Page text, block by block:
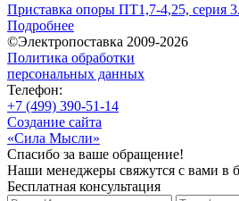
Приставка опоры ПТ1,7-4,25, серия
Подробнее
©Электропоставка 2009-2026
Политика обработки
персональных данных
Телефон:
+7 (499) 390-51-14
Создание сайта
«Сила Мысли»
Спасибо за ваше обращение!
Наши менеджеры свяжутся с вами в
Бесплатная консультация